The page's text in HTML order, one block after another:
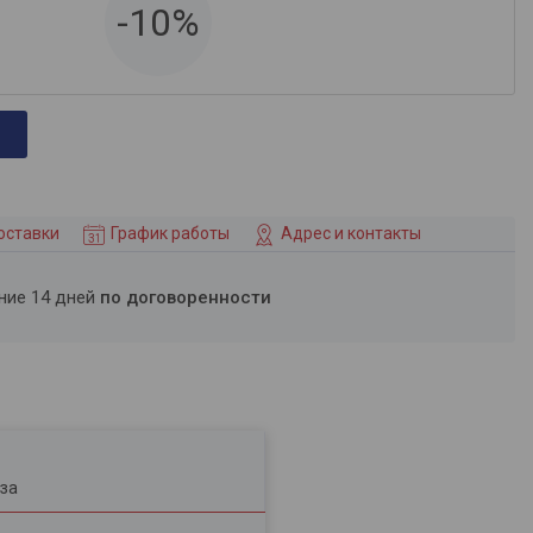
-10%
График работы Адрес и контакты
14 дней по договоренности